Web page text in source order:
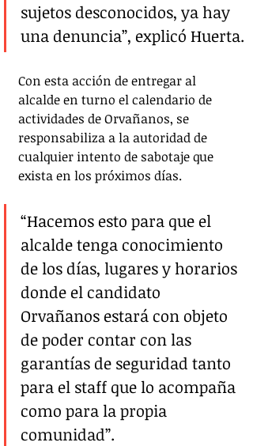
sujetos desconocidos, ya hay
una denuncia”, explicó Huerta.
Con esta acción de entregar al
alcalde en turno el calendario de
actividades de Orvañanos, se
responsabiliza a la autoridad de
cualquier intento de sabotaje que
exista en los próximos días.
“Hacemos esto para que el
alcalde tenga conocimiento
de los días, lugares y horarios
donde el candidato
Orvañanos estará con objeto
de poder contar con las
garantías de seguridad tanto
para el staff que lo acompaña
como para la propia
comunidad”.